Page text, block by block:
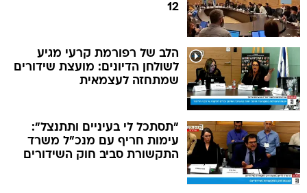
12
הלב של רפורמת קרעי מגיע
לשולחן הדיונים: מועצת שידורים
שמתחזה לעצמאית
"תסתכל לי בעיניים ותתנצל":
עימות חריף עם מנכ"ל משרד
התקשורת סביב חוק השידורים